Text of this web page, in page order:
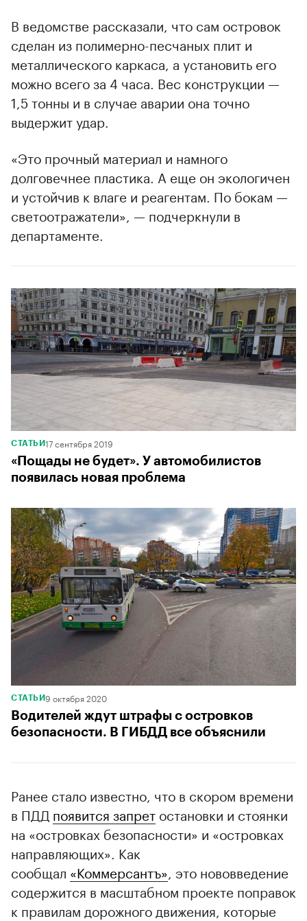
В ведомстве рассказали, что сам островок
сделан из полимерно-песчаных плит и
металлического каркаса, а установить его
можно всего за 4 часа. Вес конструкции —
1,5 тонны и в случае аварии она точно
выдержит удар.
«Это прочный материал и намного
долговечнее пластика. А еще он экологичен
и устойчив к влаге и реагентам. По бокам —
светоотражатели», — подчеркнули в
департаменте.
СТАТЬИ17 сентября 2019
«Пощады не будет». У автомобилистов
появилась новая проблема
СТАТЬИ9 октября 2020
Водителей ждут штрафы с островков
безопасности. В ГИБДД все объяснили
Ранее стало известно, что в скором времени
в ПДД появится запрет остановки и стоянки
на «островках безопасности» и «островках
направляющих». Как
сообщал «Коммерсантъ», это нововведение
содержится в масштабном проекте поправок
к правилам дорожного движения, которые